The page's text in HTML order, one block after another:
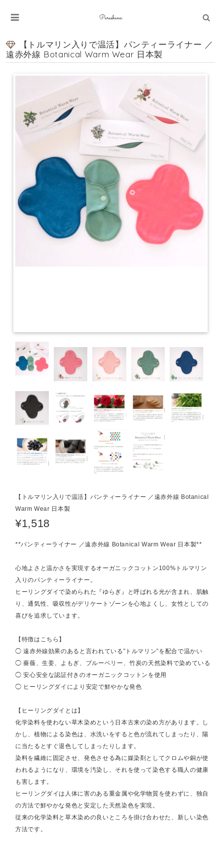
【トルマリン入りで温活】パンティーライナー ／
遠赤外線 Botanical Warm Wear 日本製
【トルマリン入りで温活】パンティーライナー ／遠赤外線 Botanical
Warm Wear 日本製
¥1,518
**パンティーライナー ／遠赤外線 Botanical Warm Wear 日本製**
心地よさと温かさを実現するオーガニックコットン100%トルマリン
入りのパンティーライナー。
ヒーリングダイで染められた『ゆらぎ』と呼ばれる光が含まれ、肌触
り、通気性、吸収性がデリケートゾーンを心地よくし、女性としての
喜びを追求しています。
【特徴はこちら】
◯ 遠赤外線効果のあると言われている”トルマリン”を配合で温かい
◯ 薔薇、生姜、よもぎ、ブルーベリー、竹炭の天然染料で染めている
◯ 安心安全な認証付きのオーガニックコットンを使用
◯ ヒーリングダイにより安定で鮮やかな発色
【ヒーリングダイとは】
化学染料を使わない草木染めという日本古来の染め方があります。し
かし、植物による染色は、水洗いをすると色が流れてしまったり、陽
に当たるとすぐ退色してしまったりします。
染料を繊維に固定させ、発色させる為に媒染剤としてクロムや銅が使
われるようになり、環境を汚染し、それを使って染色する職人の健康
も害します。
ヒーリングダイは人体に害のある重金属や化学物質を使わずに、独自
の方法で鮮やかな発色と安定した天然染色を実現。
従来の化学染料と草木染めの良いところを掛け合わせた、新しい染色
方法です。